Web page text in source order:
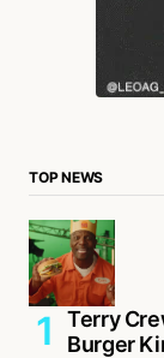
TOP NEWS
Terry
Burger